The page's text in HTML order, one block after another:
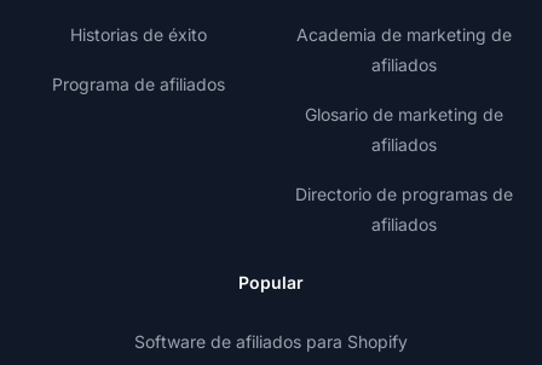
Historias de éxito
Programa de afiliados
Academia de marketing de
afiliados
Glosario de marketing de
afiliados
Directorio de programas de
afiliados
Popular
Software de afiliados para Shopify